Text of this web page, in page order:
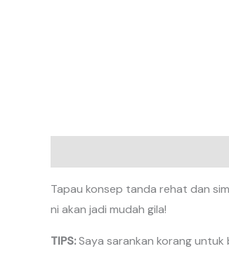
Tapau konsep tanda rehat dan
ni akan jadi mudah gila!
TIPS:Saya sarankan korang untuk